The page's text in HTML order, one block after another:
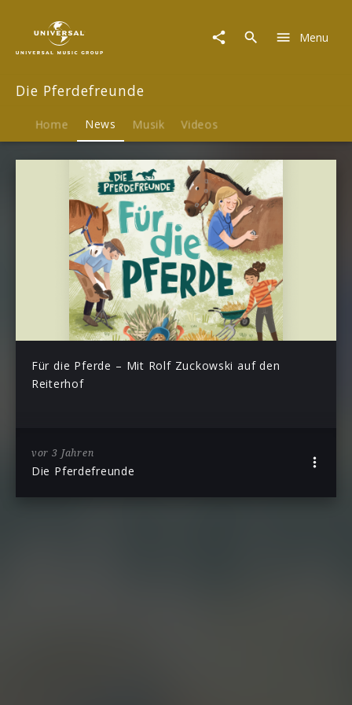
Pferdefreunde
News
Menu
Die Pferdefreunde
Home News Musik Videos
Für die Pferde – Mit Rolf Zuckowski auf den
Reiterhof
vor 3 Jahren
Die Pferdefreunde